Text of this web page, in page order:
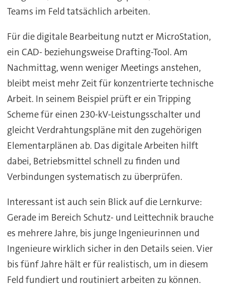
Teams im Feld tatsächlich arbeiten.
Für die digitale Bearbeitung nutzt er MicroStation,
ein CAD- beziehungsweise Drafting-Tool. Am
Nachmittag, wenn weniger Meetings anstehen,
bleibt meist mehr Zeit für konzentrierte technische
Arbeit. In seinem Beispiel prüft er ein Tripping
Scheme für einen 230-kV-Leistungsschalter und
gleicht Verdrahtungspläne mit den zugehörigen
Elementarplänen ab. Das digitale Arbeiten hilft
dabei, Betriebsmittel schnell zu finden und
Verbindungen systematisch zu überprüfen.
Interessant ist auch sein Blick auf die Lernkurve:
Gerade im Bereich Schutz- und Leittechnik brauche
es mehrere Jahre, bis junge Ingenieurinnen und
Ingenieure wirklich sicher in den Details seien. Vier
bis fünf Jahre hält er für realistisch, um in diesem
Feld fundiert und routiniert arbeiten zu können.